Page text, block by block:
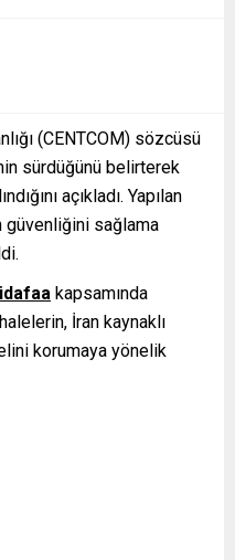
(CENTCOM) sözcüsü
sürdüğünü belirterek
açıkladı. Yapılan
güvenliğini sağlama
kapsamında
İran kaynaklı
korumaya yönelik